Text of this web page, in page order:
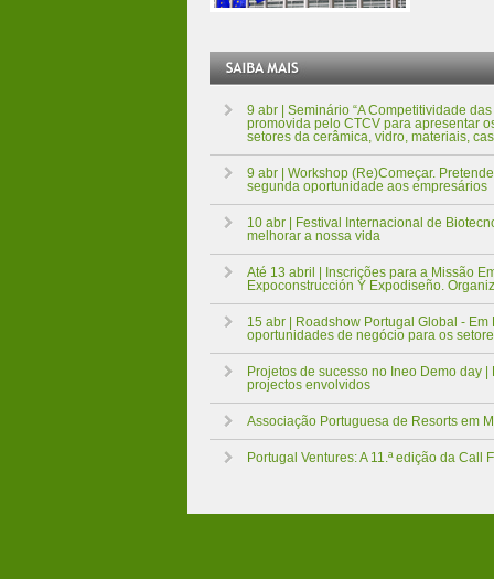
9 abr | Seminário “A Competitividade
promovida pelo CTCV para apresentar
setores da cerâmica, vidro, materiais,
9 abr | Workshop (Re)Começar.
segunda oportunidade aos empresários
10 abr | Festival Internacional de
melhorar a nossa vida
Até 13 abril | Inscrições para a Missão
Expoconstrucción Y Expodiseño.
15 abr | Roadshow Portugal Global -
oportunidades de negócio para os
Projetos de sucesso no Ineo Demo day
projectos envolvidos
Associação Portuguesa de Resorts em
Portugal Ventures: A 11.ª edição da